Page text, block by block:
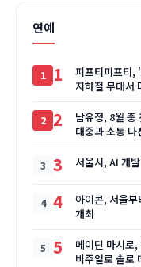
연예
1
피프티피프티
지하철 무대서
2
남유정, 8월
대중과 소통 나
3 서울시, AI 개
4
아이콘, 서울부
개최
5
메이딘 마시
비주얼로 솔로